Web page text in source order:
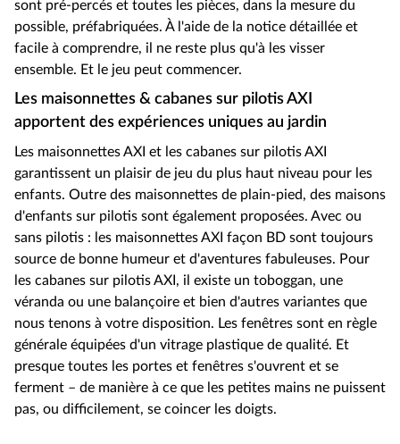
sont pré-percés et toutes les pièces, dans la mesure du
possible, préfabriquées. À l'aide de la notice détaillée et
facile à comprendre, il ne reste plus qu'à les visser
ensemble. Et le jeu peut commencer.
Les maisonnettes & cabanes sur pilotis AXI
apportent des expériences uniques au jardin
Les maisonnettes AXI et les cabanes sur pilotis AXI
garantissent un plaisir de jeu du plus haut niveau pour les
enfants. Outre des maisonnettes de plain-pied, des maisons
d'enfants sur pilotis sont également proposées. Avec ou
sans pilotis : les maisonnettes AXI façon BD sont toujours
source de bonne humeur et d'aventures fabuleuses. Pour
les cabanes sur pilotis AXI, il existe un toboggan, une
véranda ou une balançoire et bien d'autres variantes que
nous tenons à votre disposition. Les fenêtres sont en règle
générale équipées d'un vitrage plastique de qualité. Et
presque toutes les portes et fenêtres s'ouvrent et se
ferment – de manière à ce que les petites mains ne puissent
pas, ou difficilement, se coincer les doigts.